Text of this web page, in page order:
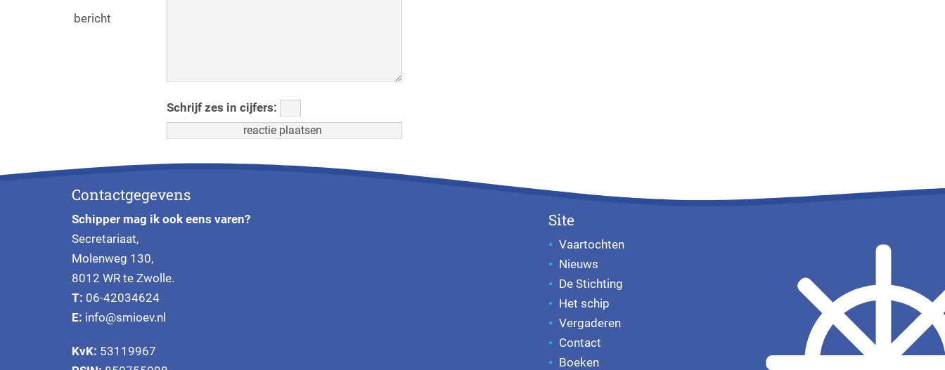
bericht
Schrijf zes in cijfers:
Contactgegevens
Schipper mag ik ook eens varen?
Secretariaat,
Molenweg 130,
8012 WR te Zwolle.
T: 06-42034624
E: info@smioev.nl
KvK: 53119967
Site
Vaartochten
Nieuws
De Stichting
Het schip
Vergaderen
Contact
Boeken